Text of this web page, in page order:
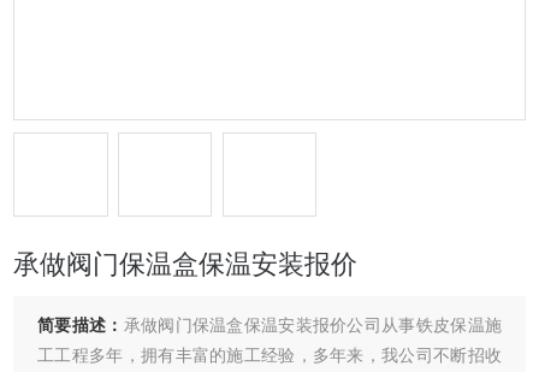
承做阀门保温盒保温安装报价
简要描述： 承做阀门保温盒保温安装报价公司从事铁皮保温施
工工程多年，拥有丰富的施工经验，多年来，我公司不断招收